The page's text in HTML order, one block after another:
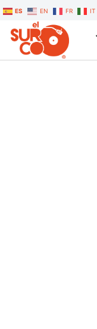
ES EN FR IT